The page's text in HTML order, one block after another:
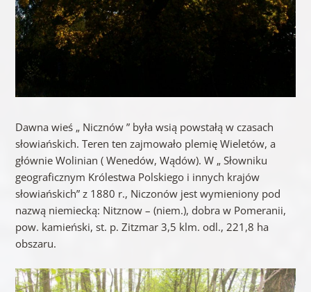
Dawna wieś „ Nicznów ” była wsią powstałą w czasach
słowiańskich. Teren ten zajmowało plemię Wieletów, a
głównie Wolinian ( Wenedów, Wądów). W „ Słowniku
geograficznym Królestwa Polskiego i innych krajów
słowiańskich” z 1880 r., Niczonów jest wymieniony pod
nazwą niemiecką: Nitznow – (niem.), dobra w Pomeranii,
pow. kamieński, st. p. Zitzmar 3,5 klm. odl., 221,8 ha
obszaru.